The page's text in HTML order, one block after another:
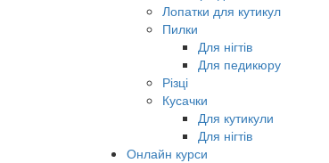
Лопатки для кутикул
Пилки
Для нігтів
Для педикюру
Різці
Кусачки
Для кутикули
Для нігтів
Онлайн курси